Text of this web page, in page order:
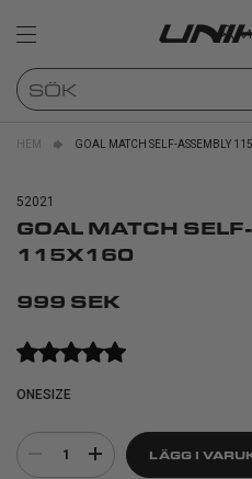
HEM GOAL MATCH SELF-ASSEMBLY
52021
GOAL MATCH
115X160
999 SEK
ONESIZE
1 LÄGG I